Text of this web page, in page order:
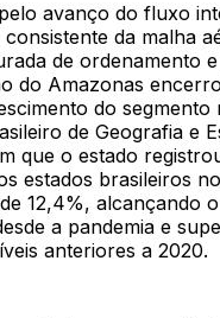
avanço do fluxo
da malha
de ordenamento
do Amazonas
do segmento
de Geografia e
que o estado
estados brasileiros
12,4%, alcançando
a pandemia e
anteriores a 2020.